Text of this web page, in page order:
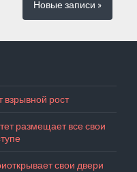
Новыезаписи »
взрывной рост
размещает все свои
свои двери